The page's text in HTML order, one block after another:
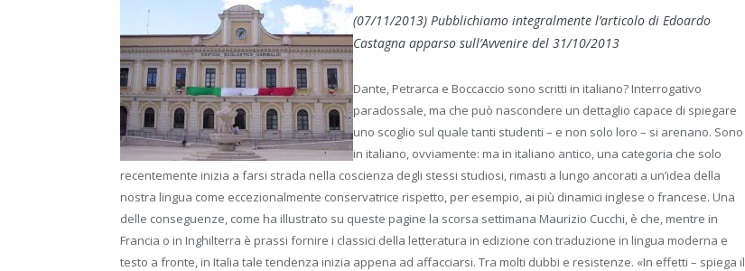
(07/11/2013) Pubblichiamo integralmente l’articolo di Edoardo
Castagna apparso sull’Avvenire del 31/10/2013
Dante, Petrarca e Boccaccio sono scritti in italiano? Interrogativo
paradossale, ma che può nascondere un dettaglio capace di spiegare
uno scoglio sul quale tanti studenti – e non solo loro – si arenano. Sono
in italiano, ovviamente: ma in italiano antico, una categoria che solo
recentemente inizia a farsi strada nella coscienza degli stessi studiosi, rimasti a lungo ancorati a un’idea della
nostra lingua come eccezionalmente conservatrice rispetto, per esempio, ai più dinamici inglese o francese. Una
delle conseguenze, come ha illustrato su queste pagine la scorsa settimana Maurizio Cucchi, è che, mentre in
Francia o in Inghilterra è prassi fornire i classici della letteratura in edizione con traduzione in lingua moderna e
testo a fronte, in Italia tale tendenza inizia appena ad affacciarsi. Tra molti dubbi e resistenze. «In effetti – spiega il